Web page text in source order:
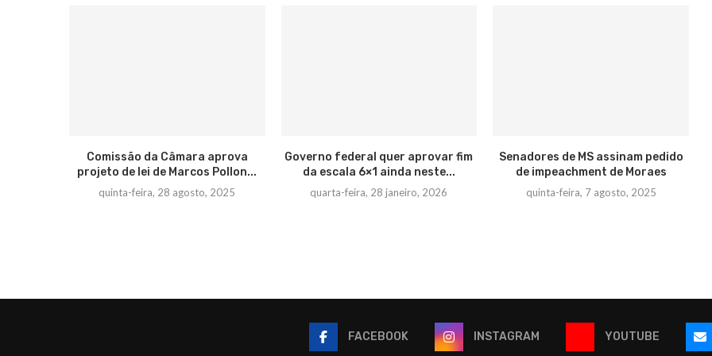
Comissão da Câmara aprova
projeto de lei de Marcos Pollon...
quinta-feira, 28 agosto, 2025
Governo federal quer aprovar fim
da escala 6×1 ainda neste...
quarta-feira, 28 janeiro, 2026
Senadores de MS assinam pedido
de impeachment de Moraes
quinta-feira, 7 agosto, 2025
FACEBOOK INSTAGRAM YOUTUBE